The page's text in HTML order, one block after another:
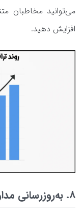
می‌توانید مخاطبان
افزایش دهید.
8. به‌روزرسانی مداوم محتواهای قدیمی